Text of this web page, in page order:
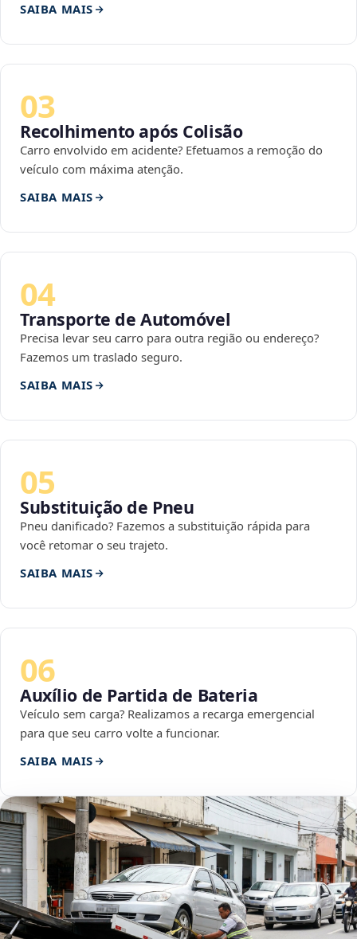
SAIBA MAIS
03
Recolhimento após Colisão
Carro envolvido em acidente? Efetuamos a remoção do
veículo com máxima atenção.
SAIBA MAIS
04
Transporte de Automóvel
Precisa levar seu carro para outra região ou endereço?
Fazemos um traslado seguro.
SAIBA MAIS
05
Substituição de Pneu
Pneu danificado? Fazemos a substituição rápida para
você retomar o seu trajeto.
SAIBA MAIS
06
Auxílio de Partida de Bateria
Veículo sem carga? Realizamos a recarga emergencial
para que seu carro volte a funcionar.
SAIBA MAIS